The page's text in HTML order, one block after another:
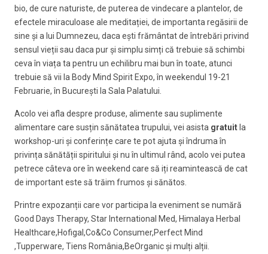
bio, de cure naturiste, de puterea de vindecare a plantelor, de
efectele miraculoase ale meditației, de importanta regăsirii de
sine și a lui Dumnezeu, daca ești frământat de întrebări privind
sensul vieții sau daca pur și simplu simți că trebuie să schimbi
ceva în viața ta pentru un echilibru mai bun în toate, atunci
trebuie să vii la Body Mind Spirit Expo, în weekendul 19-21
Februarie, în București la Sala Palatului.
Acolo vei afla despre produse, alimente sau suplimente
alimentare care susțin sănătatea trupului, vei asista gratuit la
workshop-uri și conferințe care te pot ajuta și îndruma în
privința sănătății spiritului și nu în ultimul rând, acolo vei putea
petrece câteva ore în weekend care să iți reamintească de cat
de important este să trăim frumos și sănătos.
Printre expozanții care vor participa la eveniment se numără
Good Days Therapy, Star International Med, Himalaya Herbal
Healthcare,Hofigal,Co&Co Consumer,Perfect Mind
,Tupperware, Tiens România,BeOrganic și mulți alții.